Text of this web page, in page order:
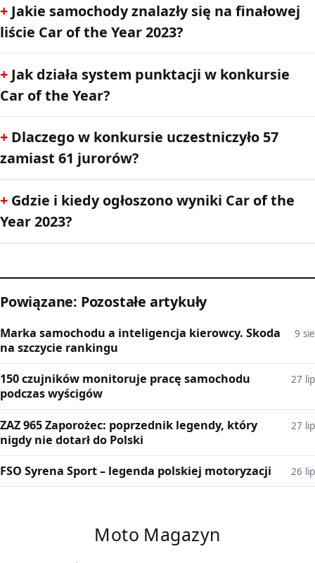
Jakie samochody znalazły się na finałowej
liście Car of the Year 2023?
Jak działa system punktacji w konkursie
Car of the Year?
Dlaczego w konkursie uczestniczyło 57
zamiast 61 jurorów?
Gdzie i kiedy ogłoszono wyniki Car of the
Year 2023?
Powiązane: Pozostałe artykuły
Marka samochodu a inteligencja kierowcy. Skoda
na szczycie rankingu
9 sie
150 czujników monitoruje pracę samochodu
podczas wyścigów
27 lip
ZAZ 965 Zaporożec: poprzednik legendy, który
nigdy nie dotarł do Polski
27 lip
FSO Syrena Sport – legenda polskiej motoryzacji 26 lip
Moto Magazyn